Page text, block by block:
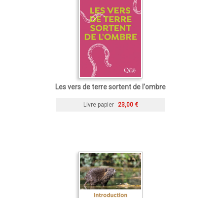
Les vers de terre sortent de l'ombre
Livre papier 23,00 €